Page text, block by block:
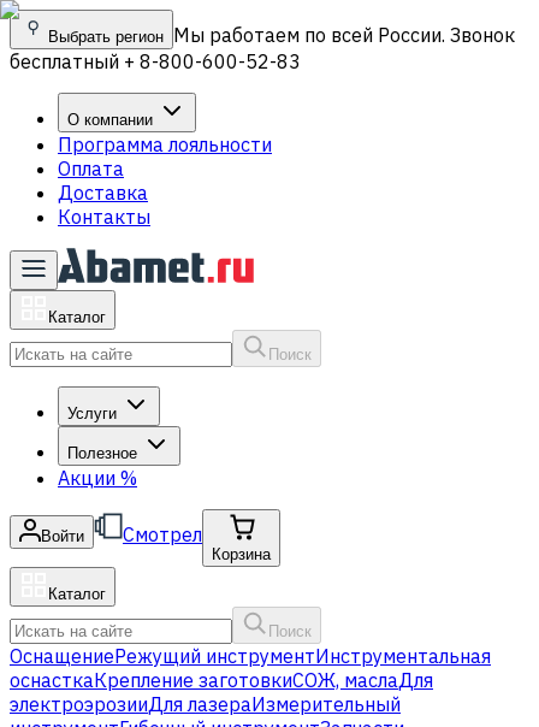
Выбрать регион Мы работаем по всей России. Звонок
бесплатный + 8-800-600-52-83
О компании
Программа лояльности
Оплата
Доставка
Контакты
Каталог
Поиск
Услуги
Полезное
Акции %
Войти Смотрел
Корзина
Каталог
Поиск
ОснащениеРежущий инструментИнструментальная
оснасткаКрепление заготовкиСОЖ, маслаДля
электроэрозииДля лазераИзмерительный